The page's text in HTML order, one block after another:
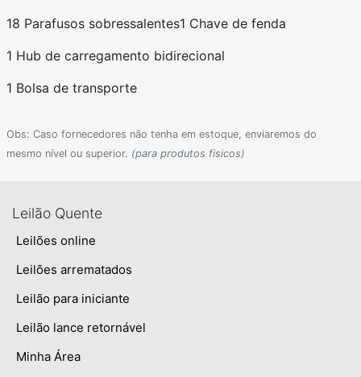
18 Parafusos sobressalentes1 Chave de fenda
1 Hub de carregamento bidirecional
1 Bolsa de transporte
Obs: Caso fornecedores não tenha em estoque, enviaremos do
mesmo nível ou superior. (para produtos fisicos)
Leilão Quente
Leilões online
Leilões arrematados
Leilão para iniciante
Leilão lance retornável
Minha Área